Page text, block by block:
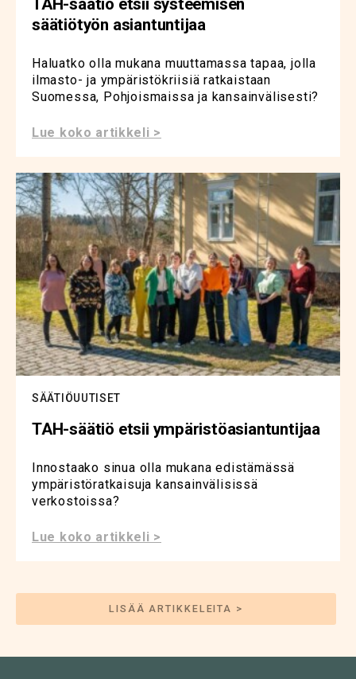
TAH-säätiö etsii systeemisen
säätiötyön asiantuntijaa
Haluatko olla mukana muuttamassa tapaa, jolla
ilmasto- ja ympäristökriisiä ratkaistaan
Suomessa, Pohjoismaissa ja kansainvälisesti?
Lue koko artikkeli >
SÄÄTIÖUUTISET
TAH-säätiö etsii ympäristöasiantuntijaa
Innostaako sinua olla mukana edistämässä
ympäristöratkaisuja kansainvälisissä
verkostoissa?
Lue koko artikkeli >
LISÄÄ ARTIKKELEITA >